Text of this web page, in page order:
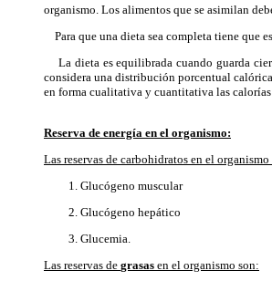
organismo. Los alimentos que se asimilan
Para que una dieta sea completa tiene que
La dieta es equilibrada cuando guarda
considera una distribución porcentual
en forma cualitativa y cuantitativa las
Reserva de energía en el organismo:
Las reservas de carbohidratos en el organismo
Glucógeno muscular
Glucógeno hepático
Glucemia.
Las reservas de grasas en el organismo son: